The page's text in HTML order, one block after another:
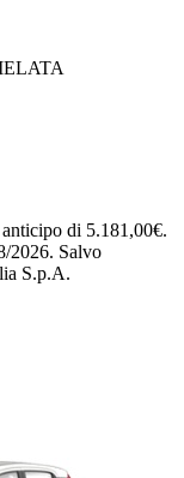
di 5.181,00€.
2026. Salvo
S.p.A.